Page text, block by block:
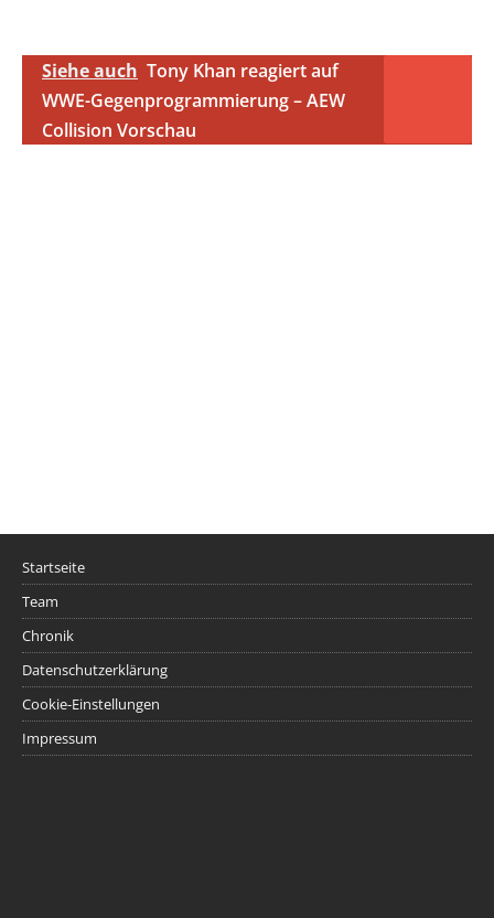
Siehe auch Tony Khan reagiert auf
WWE-Gegenprogrammierung – AEW
Collision Vorschau
Startseite
Team
Chronik
Datenschutzerklärung
Cookie-Einstellungen
Impressum